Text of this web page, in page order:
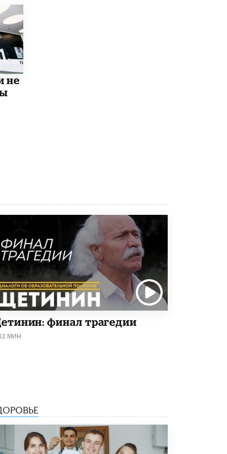
не
Школа «СКОЛКА» и Госкорпорация
сотрудничестве
ОБРАЗОВАТЕЛЬНАЯ ПОЛИТИКА
Депутаты призвали не отклонять
дипломы только из-за не пройденного
антиплагиата
5 ИЮНЯ / ЧТО ПРОИСХОДИТ?
Минпросвещения просят добавить в
школьные учебники примеры женщин-
инженеров
5 ИЮНЯ /УЧЕБНИКИ
В Общественной палате предложили
шить школьную форму с учетом
национальных традиций регионов
финал трагедии
МИН.